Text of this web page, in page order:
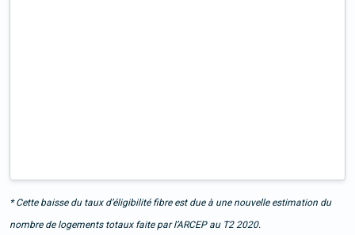
* Cette baisse du taux d’éligibilité fibre est due à une nouvelle estimation du
nombre de logements totaux faite par l’ARCEP au T2 2020.